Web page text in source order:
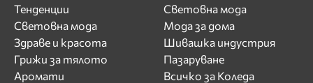
Тенденции
Световна мода
Здраве и красота
Грижи за тялото
Аромати
Световна мода
Мода за дома
Шивашка индустрия
Пазаруване
Всичко за Коледа